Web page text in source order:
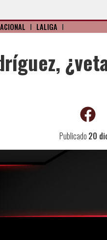
I LALIGA I
Publicado 20